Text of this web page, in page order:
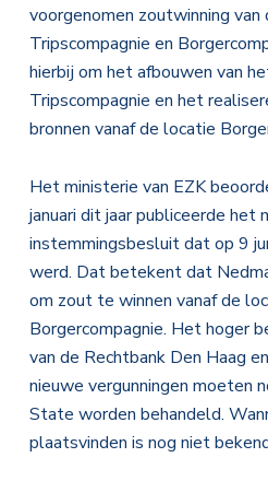
voorgenomen zoutwinning
Tripscompagnie en
hierbij om het afbouwen van
Tripscompagnie en het
bronnen vanaf de locatie
Het ministerie van EZK
januari dit jaar publiceerde het
instemmingsbesluit dat op 9
werd. Dat betekent dat
om zout te winnen vanaf de
Borgercompagnie. Het hoger
van de Rechtbank Den Haag
nieuwe vergunningen moeten
State worden behandeld.
plaatsvinden is nog niet